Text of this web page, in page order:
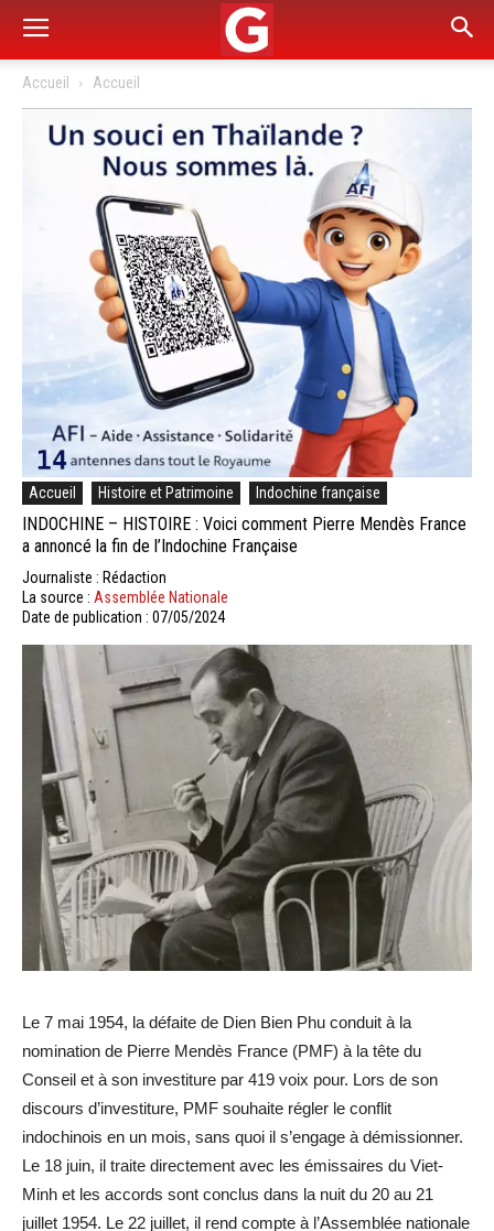
Accueil Accueil
Accueil Histoire et Patrimoine Indochine française
INDOCHINE – HISTOIRE : Voici comment Pierre Mendès France
a annoncé la fin de l’Indochine Française
Journaliste : Rédaction
La source : Assemblée Nationale
Date de publication : 07/05/2024
Le 7 mai 1954, la défaite de Dien Bien Phu conduit à la
nomination de Pierre Mendès France (PMF) à la tête du
Conseil et à son investiture par 419 voix pour. Lors de son
discours d’investiture, PMF souhaite régler le conflit
indochinois en un mois, sans quoi il s’engage à démissionner.
Le 18 juin, il traite directement avec les émissaires du Viet-
Minh et les accords sont conclus dans la nuit du 20 au 21
juillet 1954. Le 22 juillet, il rend compte à l’Assemblée nationale